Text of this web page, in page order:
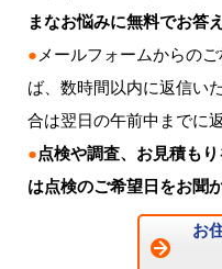
まなお悩みに無料でお答
● メールフォームからの
ば、数時間以内に返信い
合は翌日の午前中までに
●点検や調査、お見積も
は点検のご希望日をお聞
お